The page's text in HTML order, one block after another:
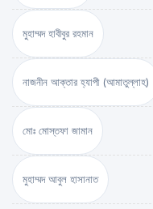
মুহাম্মদ হাবীবুর রহমান
নাজনীন আক্তার হ্যাপী (আমাতুল্লাহ)
মোঃ মোস্তফা জামান
মুহাম্মদ আবুল হাসানাত